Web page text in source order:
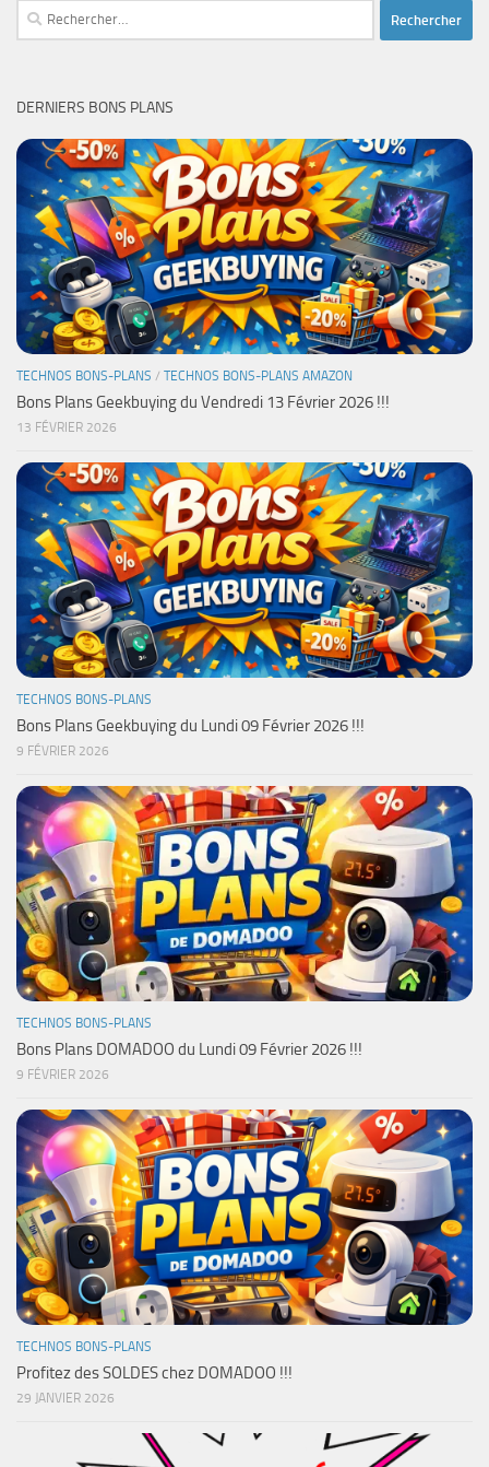
Rechercher :
DERNIERS BONS PLANS
TECHNOS BONS-PLANS / TECHNOS BONS-PLANS AMAZON
Bons Plans Geekbuying du Vendredi 13 Février 2026 !!!
13 FÉVRIER 2026
TECHNOS BONS-PLANS
Bons Plans Geekbuying du Lundi 09 Février 2026 !!!
9 FÉVRIER 2026
TECHNOS BONS-PLANS
Bons Plans DOMADOO du Lundi 09 Février 2026 !!!
9 FÉVRIER 2026
TECHNOS BONS-PLANS
Profitez des SOLDES chez DOMADOO !!!
29 JANVIER 2026